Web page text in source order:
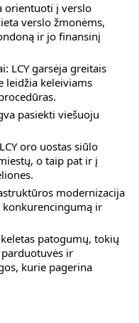
orientuoti į verslo
verslo žmonėms,
ir jo finansinį
LCY garsėja greitais
leidžia keleiviams
pasiekti viešuoju
oro uostas siūlo
o taip pat ir į
modernizacija
ir
patogumų, tokių
ir
kurie pagerina